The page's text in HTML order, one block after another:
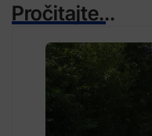
Pročitajte...